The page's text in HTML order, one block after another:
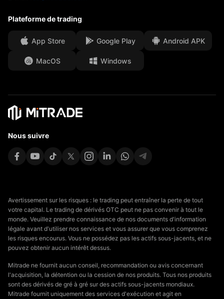
Plateforme de trading
App Store Google Play Android APK
MacOS Windows
Nous suivre
Avertissement sur les risques : le trading peut entraîner la perte de tout
votre capital. Le trading de dérivés OTC peut ne pas convenir à tout le
monde. Veuillez prendre connaissance de nos documents d'information
légale avant d'utiliser nos services et vous assurer que vous comprenez
les risques encourus. Vous ne possédez pas les actifs sous-jacents, et ne
pouvez obtenir aucun intérêt dessus.
Mitrade ne fournit aucun conseil, recommandation ou avis concernant
l'acquisition, la détention ou la cession de nos produits. Tous nos produits
sont des dérivés de gré à gré sur des actifs sous-jacents mondiaux.
Mitrade fournit uniquement des services d'exécution et agit en